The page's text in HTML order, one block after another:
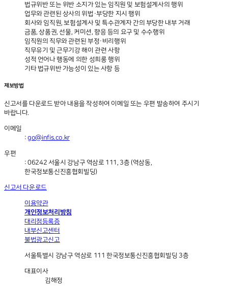
법규위반 또는 위반 소지가 있는 임직원 및 보험설계사의 행위
업무와 관련된 상사의 위법·부당한 지시 행위
회사와 임직원, 보험설계사 및 특수관계자 간의 부당한 내부 거래
금품, 상품권, 선물, 커미션, 향응 등의 요구 및 수수행위
임직원의 직무와 관련된 부정·비리행위
직무유기 및 근무기강 해이 관련 사항
성적 언어나 행동에 의한 성희롱 행위
기타 법규위반 가능성이 있는 사항 등
제보방법
신고서를 다운로드 받아 내용을 작성하여 이메일 또는 우편 발송하여 주시기
바랍니다.
이메일
:go@infis.co.kr
우편
: 06242 서울시 강남구 역삼로 111, 3층 (역삼동,
한국정보통신진흥협회빌딩)
신고서 다운로드
이용약관
개인정보처리방침
대리점등록증
내부신고센터
불법광고신고
서울특별시 강남구 역삼로 111 한국정보통신진흥협회빌딩 3층
대표이사
김해정